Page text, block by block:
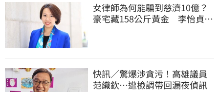
女律師為何能騙到慈濟10億？
豪宅藏158公斤黃金 李怡貞驚
快訊／驚爆涉貪污！高雄議員
范織欽…遭檢調帶回漏夜偵訊